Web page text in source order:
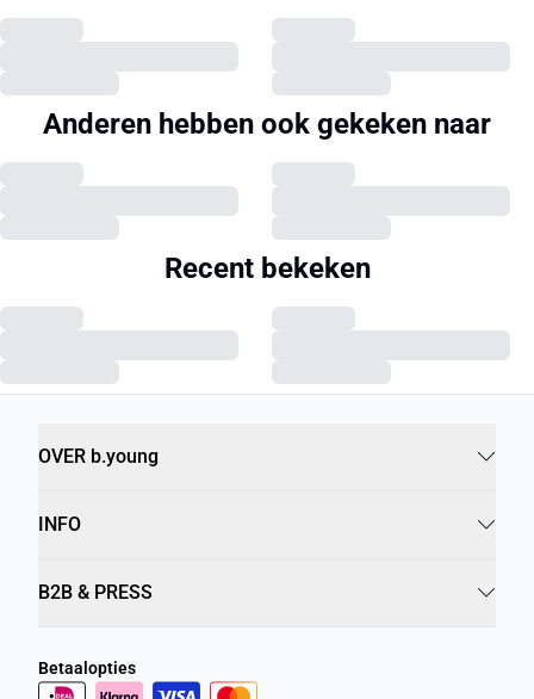
Anderen hebben ook gekeken naar
Recent bekeken
OVER b.young
INFO
B2B & PRESS
Betaalopties